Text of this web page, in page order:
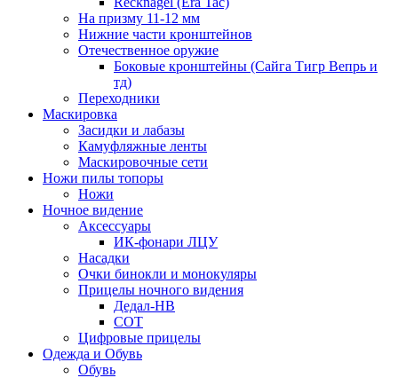
На призму 11-12 мм
Нижние части кронштейнов
Отечественное оружие
Боковые кронштейны (Сайга Тигр Вепрь и
тд)
Переходники
Маскировка
Засидки и лабазы
Камуфляжные ленты
Маскировочные сети
Ножи пилы топоры
Ножи
Ночное видение
Аксессуары
ИК-фонари ЛЦУ
Насадки
Очки бинокли и монокуляры
Прицелы ночного видения
Дедал-НВ
СОТ
Цифровые прицелы
Одежда и Обувь
Обувь